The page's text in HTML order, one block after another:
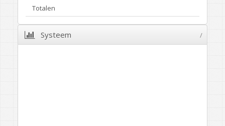
Totalen
Systeem /